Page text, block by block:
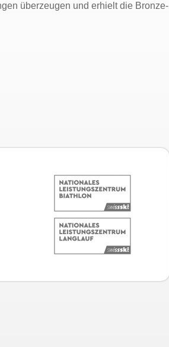
überzeugen und erhielt die Bronze-